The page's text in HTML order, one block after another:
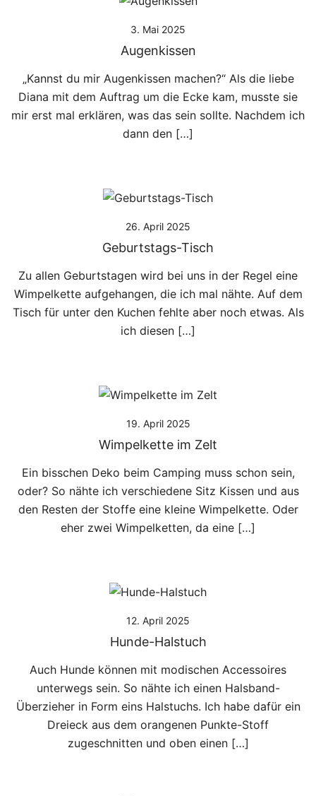
3. Mai 2025
Augenkissen
„Kannst du mir Augenkissen machen?“ Als die liebe
Diana mit dem Auftrag um die Ecke kam, musste sie
mir erst mal erklären, was das sein sollte. Nachdem ich
dann den […]
26. April 2025
Geburtstags-Tisch
Zu allen Geburtstagen wird bei uns in der Regel eine
Wimpelkette aufgehangen, die ich mal nähte. Auf dem
Tisch für unter den Kuchen fehlte aber noch etwas. Als
ich diesen […]
19. April 2025
Wimpelkette im Zelt
Ein bisschen Deko beim Camping muss schon sein,
oder? So nähte ich verschiedene Sitz Kissen und aus
den Resten der Stoffe eine kleine Wimpelkette. Oder
eher zwei Wimpelketten, da eine […]
12. April 2025
Hunde-Halstuch
Auch Hunde können mit modischen Accessoires
unterwegs sein. So nähte ich einen Halsband-
Überzieher in Form eins Halstuchs. Ich habe dafür ein
Dreieck aus dem orangenen Punkte-Stoff
zugeschnitten und oben einen […]